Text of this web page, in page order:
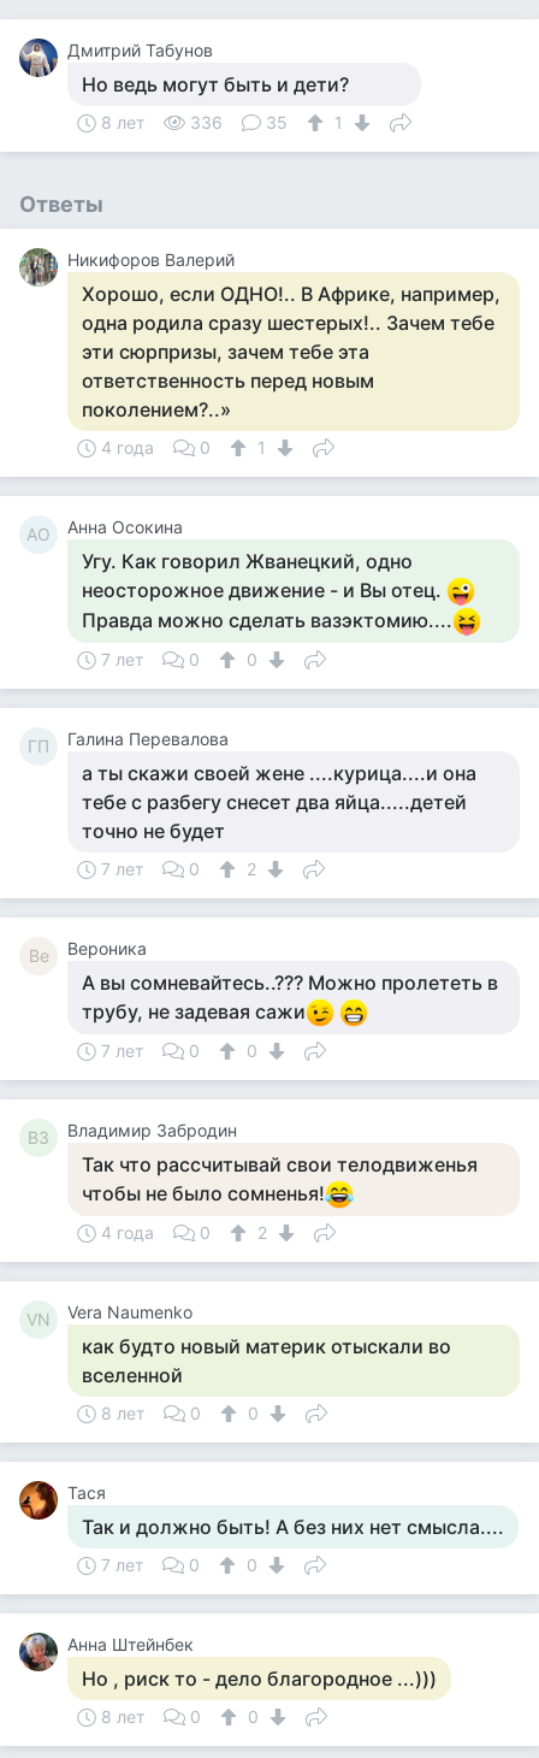
Дмитрий Табунов
Но ведь могут быть и дети?
8 лет 336 35 1
Ответы
Никифоров Валерий
Хорошо, если ОДНО!.. В Африке, например,
одна родила сразу шестерых!.. Зачем тебе
эти сюрпризы, зачем тебе эта
ответственность перед новым
поколением?..»
4 года 0 1
АО Анна Осокина
Угу. Как говорил Жванецкий, одно
неосторожное движение - и Вы отец.
Правда можно сделать вазэктомию....
7 лет 0 0
ГП Галина Перевалова
а ты скажи своей жене ....курица....и она
тебе с разбегу снесет два яйца.....детей
точно не будет
7 лет 0 2
Ве Вероника
А вы сомневайтесь..??? Можно пролететь в
трубу, не задевая сажи
7 лет 0 0
ВЗ Владимир Забродин
Так что рассчитывай свои телодвиженья
чтобы не было сомненья!
4 года 0 2
VN Vera Naumenko
как будто новый материк отыскали во
вселенной
8 лет 0 0
Тася
Так и должно быть! А без них нет смысла....
7 лет 0 0
Анна Штейнбек
Но , риск то - дело благородное ...)))
8 лет 0 0